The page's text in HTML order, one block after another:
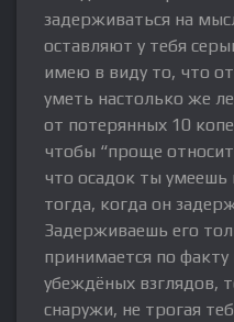
задерживаться на
оставляют у тебя
имею в виду то, что
уметь настолько же
от потерянных 10
чтобы “проще
что осадок ты умеешь
тогда, когда он
Задерживаешь его
принимается по факту
убеждёных взглядов,
снаружи, не трогая